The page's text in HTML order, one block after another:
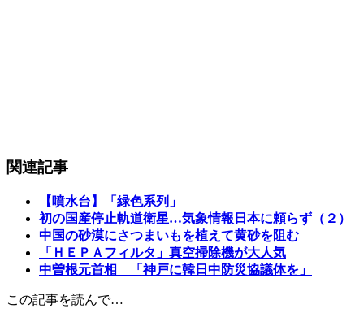
関連記事
【噴水台】「緑色系列」
初の国産停止軌道衛星…気象情報日本に頼らず（２）
中国の砂漠にさつまいもを植えて黄砂を阻む
「ＨＥＰＡフィルタ」真空掃除機が大人気
中曽根元首相 「神戸に韓日中防災協議体を」
この記事を読んで…